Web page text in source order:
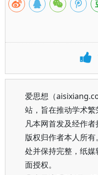
爱思想（
站，旨在推动学术繁
凡本网首发及经作
版权归作者本人所
处并保持完整，纸
面授权。